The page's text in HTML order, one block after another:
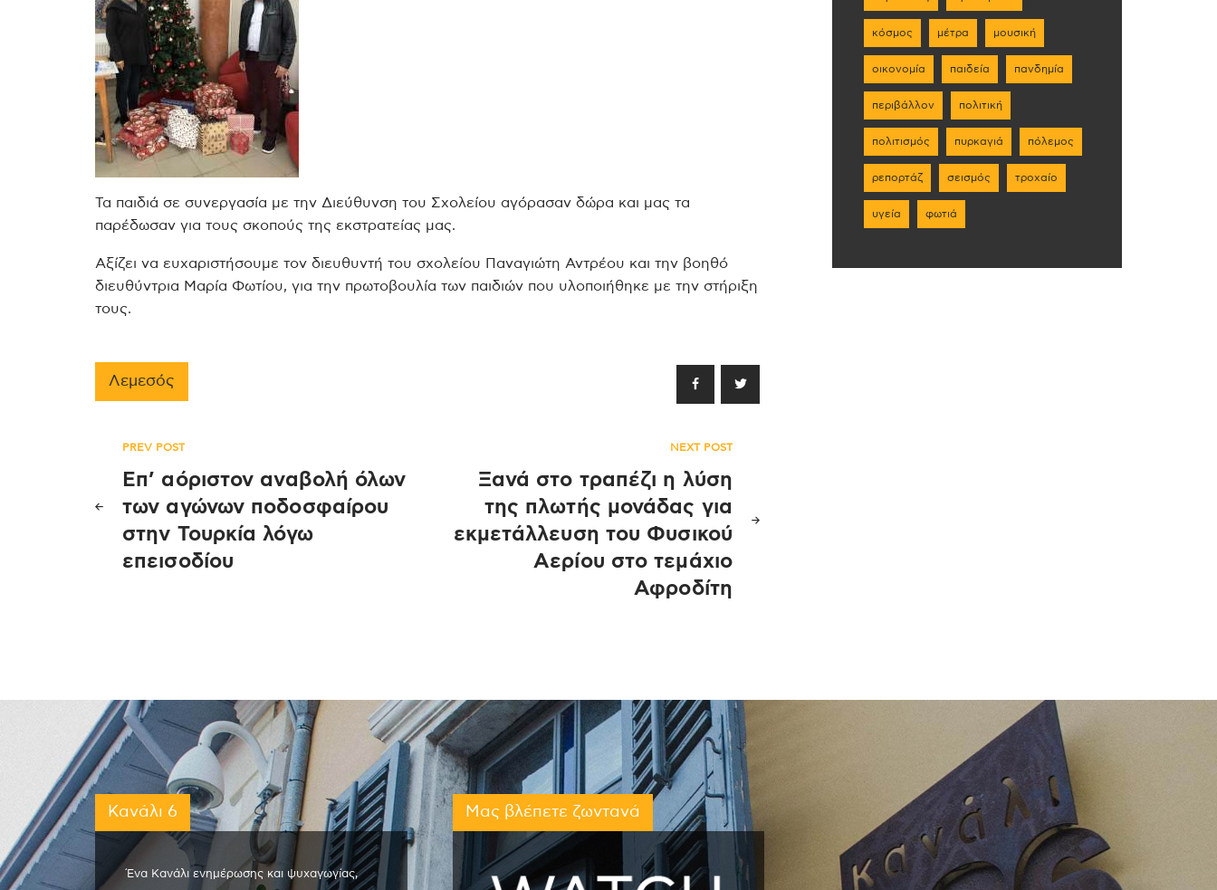
Τα παιδιά σε συνεργασία με την Διεύθυνση του Σχολείου αγόρασαν δώρα και μας τα
παρέδωσαν για τους σκοπούς της εκστρατείας μας.
Αξίζει να ευχαριστήσουμε τον διευθυντή του σχολείου Παναγιώτη Αντρέου και την βοηθό
διευθύντρια Μαρία Φωτίου, για την πρωτοβουλία των παιδιών που υλοποιήθηκε με την στήριξη
τους.
Λεμεσός
Πλοήγηση
άρθρων
PREV POST
Επ’ αόριστον αναβολή όλων
των αγώνων ποδοσφαίρου
στην Τουρκία λόγω
επεισοδίου
NEXT POST
Ξανά στο τραπέζι η λύση
της πλωτής μονάδας για
εκμετάλλευση του Φυσικού
Αερίου στο τεμάχιο
Αφροδίτη
κόσμος μέτρα μουσική
οικονομία παιδεία πανδημία
περιβάλλον πολιτική
πολιτισμός πυρκαγιά πόλεμος
ρεπορτάζ σεισμός τροχαίο
υγεία φωτιά
Κανάλι 6
Ένα Κανάλι ενημέρωσης και ψυχαγωγίας,
Μας βλέπετε ζωντανά